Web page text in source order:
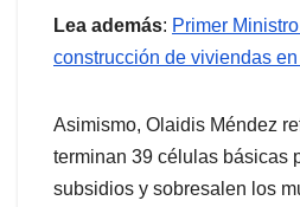
Lea además: Primer
construcción de viviendas
Asimismo, Olaidis Méndez
terminan 39 células básicas
subsidios y sobresalen los